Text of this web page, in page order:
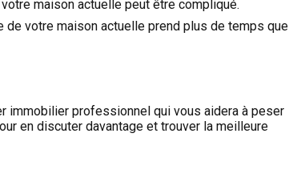
maison actuelle peut être compliqué.
votre maison actuelle prend plus de temps que
immobilier professionnel qui vous aidera à peser
en discuter davantage et trouver la meilleure